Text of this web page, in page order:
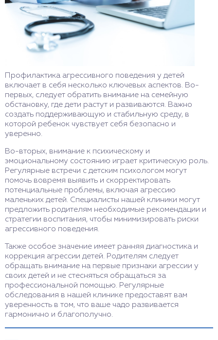
Профилактика агрессивного поведения у детей
включает в себя несколько ключевых аспектов. Во-
первых, следует обратить внимание на семейную
обстановку, где дети растут и развиваются. Важно
создать поддерживающую и стабильную среду, в
которой ребенок чувствует себя безопасно и
уверенно.
Во-вторых, внимание к психическому и
эмоциональному состоянию играет критическую роль.
Регулярные встречи с детским психологом могут
помочь вовремя выявить и скорректировать
потенциальные проблемы, включая агрессию
маленьких детей. Специалисты нашей клиники могут
предложить родителям необходимые рекомендации и
стратегии воспитания, чтобы минимизировать риски
агрессивного поведения.
Также особое значение имеет ранняя диагностика и
коррекция агрессии детей. Родителям следует
обращать внимание на первые признаки агрессии у
своих детей и не стесняться обращаться за
профессиональной помощью. Регулярные
обследования в нашей клинике предоставят вам
уверенность в том, что ваше чадо развивается
гармонично и благополучно.